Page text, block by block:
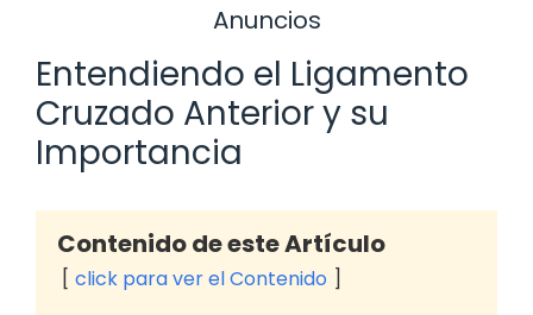
Anuncios
Entendiendo el Ligamento
Cruzado Anterior y su
Importancia
Contenido de este Artículo
click para ver el Contenido